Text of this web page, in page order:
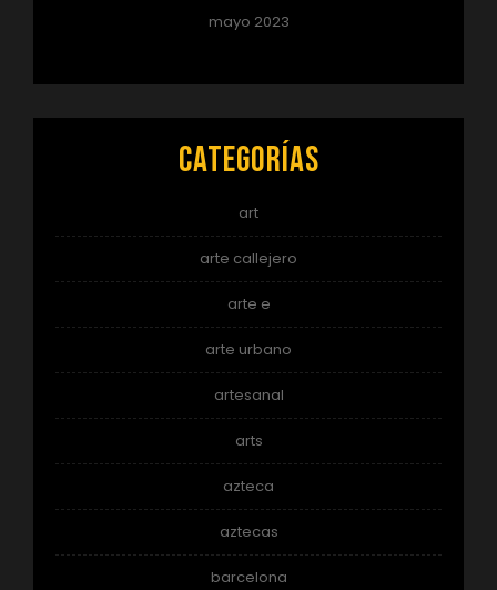
mayo 2023
Categorías
art
arte callejero
arte e
arte urbano
artesanal
arts
azteca
aztecas
barcelona